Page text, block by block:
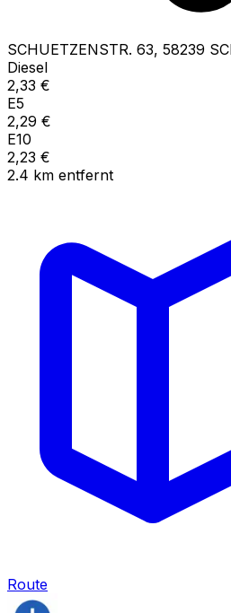
SCHUETZENSTR. 63, 58239
Diesel
2,33 €
E5
2,29 €
E10
2,23 €
2.4 km entfernt
Route